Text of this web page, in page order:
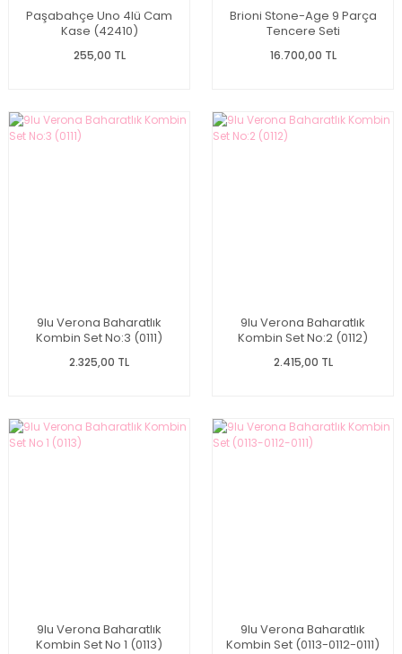
Paşabahçe Uno 4lü Cam
Kase (42410)
255,00 TL
Brioni Stone-Age 9 Parça
Tencere Seti
16.700,00 TL
9lu Verona Baharatlık
Kombin Set No:3 (0111)
2.325,00 TL
9lu Verona Baharatlık
Kombin Set No:2 (0112)
2.415,00 TL
9lu Verona Baharatlık
Kombin Set No 1 (0113)
9lu Verona Baharatlık
Kombin Set (0113-0112-0111)